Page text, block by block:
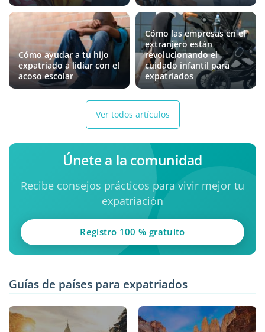
Cómo ayudar a tu hijo
expatriado a lidiar con el
acoso escolar
Cómo las empresas en el
extranjero están
revolucionando el
cuidado infantil para
expatriados
Ver todos artículos
Únete a la comunidad
Recibe consejos prácticos para vivir mejor tu
expatriación
Registro 100 % gratuito
Guías de países para expatriados